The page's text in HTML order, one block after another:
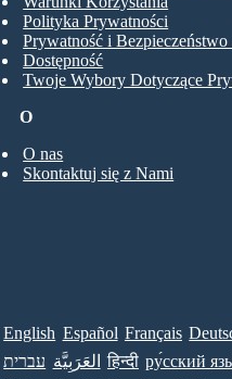
O
O nas
Skontaktuj się z Nami
Polityka Prywatności
Prywatność i
Dostępność
Twoje Wybory Dotyczące
English Español Français
עברית العَرَبِيَّة हिन्दी ру́сский